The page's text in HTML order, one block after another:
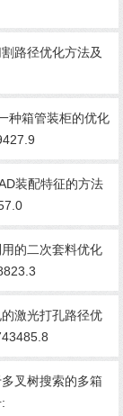
路径优化方法及
种箱管装柜的优化
装配特征的方法
的二次套料优化
激光打孔路径优
叉树搜索的多箱